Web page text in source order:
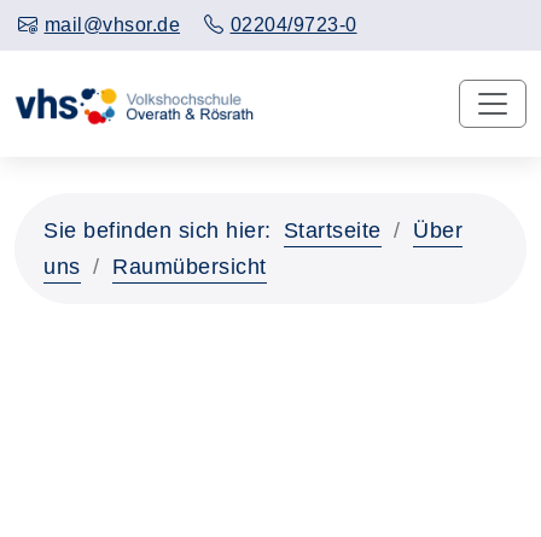
mail@vhsor.de 02204/9723-0
Sie befinden sich hier: Startseite
Über
uns
Raumübersicht